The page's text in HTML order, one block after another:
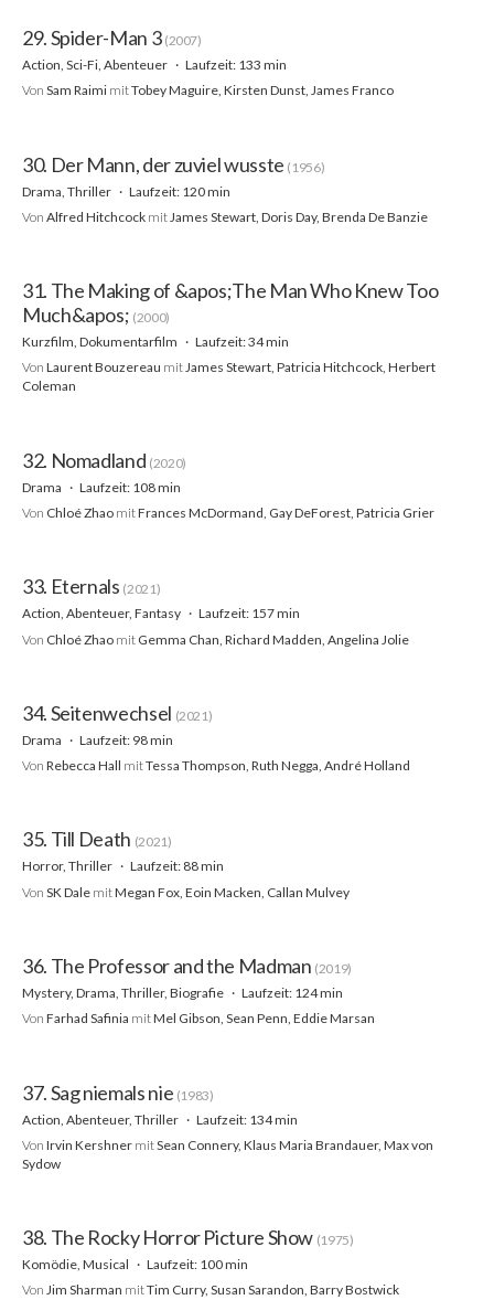
29. Spider-Man 3 (2007)
Action, Sci-Fi, Abenteuer
Laufzeit: 133 min
Von Sam Raimi mitTobey Maguire, Kirsten Dunst, James Franco
30. Der Mann, der zuviel wusste (1956)
Drama, Thriller
Laufzeit: 120 min
Von Alfred Hitchcock mit James Stewart, Doris Day, Brenda De Banzie
31. The Making of &apos;The Man Who Knew Too
Much&apos; (2000)
Kurzfilm, Dokumentarfilm
Laufzeit: 34 min
Von Laurent Bouzereau mitJames Stewart, Patricia Hitchcock, Herbert
Coleman
32. Nomadland (2020)
Drama
Laufzeit: 108 min
Von Chloé Zhao mitFrances McDormand, Gay DeForest, Patricia Grier
33. Eternals (2021)
Action, Abenteuer, Fantasy
Laufzeit: 157 min
Von Chloé Zhao mit Gemma Chan, Richard Madden, Angelina Jolie
34. Seitenwechsel (2021)
Drama
Laufzeit: 98 min
Von Rebecca Hall mitTessa Thompson, Ruth Negga, André Holland
35. Till Death (2021)
Horror, Thriller
Laufzeit: 88 min
Von SK Dale mitMegan Fox, Eoin Macken, Callan Mulvey
36. The Professor and the Madman (2019)
Mystery, Drama, Thriller, Biografie
Laufzeit: 124 min
Von Farhad Safinia mitMel Gibson, Sean Penn, Eddie Marsan
37. Sag niemals nie (1983)
Action, Abenteuer, Thriller
Laufzeit: 134 min
Von Irvin Kershner mitSean Connery, Klaus Maria Brandauer, Max von
Sydow
38. The Rocky Horror Picture Show (1975)
Komödie, Musical
Laufzeit: 100 min
Von Jim Sharman mitTim Curry, Susan Sarandon, Barry Bostwick